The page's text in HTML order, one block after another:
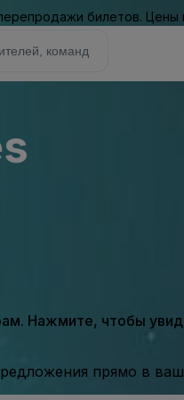
билетов.
Нажмите, чтобы
прямо в